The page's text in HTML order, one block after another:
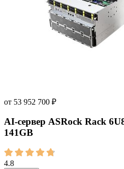
от 53 952 700 ₽
AI‑сервер ASRock Rack
141GB
4.8